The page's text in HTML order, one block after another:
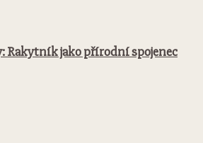
Rakytník jako přírodní spojenec